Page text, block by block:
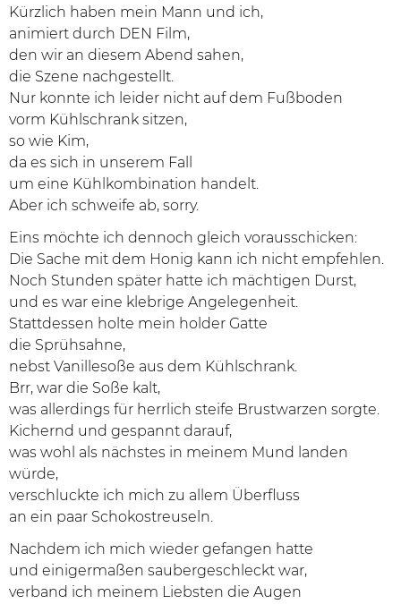
Kürzlich haben mein Mann und ich,
animiert durch DEN Film,
den wir an diesem Abend sahen,
die Szene nachgestellt.
Nur konnte ich leider nicht auf dem Fußboden
vorm Kühlschrank sitzen,
so wie Kim,
da es sich in unserem Fall
um eine Kühlkombination handelt.
Aber ich schweife ab, sorry.
Eins möchte ich dennoch gleich vorausschicken:
Die Sache mit dem Honig kann ich nicht empfehlen.
Noch Stunden später hatte ich mächtigen Durst,
und es war eine klebrige Angelegenheit.
Stattdessen holte mein holder Gatte
die Sprühsahne,
nebst Vanillesoße aus dem Kühlschrank.
Brr, war die Soße kalt,
was allerdings für herrlich steife Brustwarzen sorgte.
Kichernd und gespannt darauf,
was wohl als nächstes in meinem Mund landen
würde,
verschluckte ich mich zu allem Überfluss
an ein paar Schokostreuseln.
Nachdem ich mich wieder gefangen hatte
und einigermaßen saubergeschleckt war,
verband ich meinem Liebsten die Augen